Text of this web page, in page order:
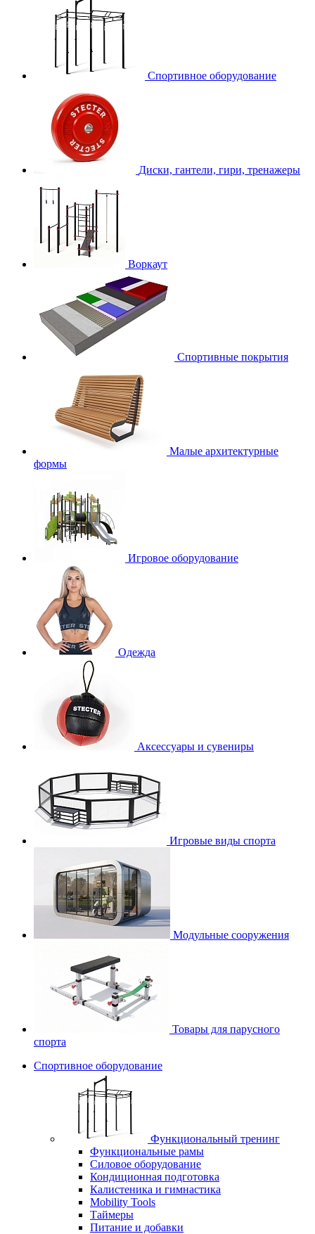
Спортивное оборудование
Диски, гантели, гири, тренажеры
Воркаут
Спортивные покрытия
Малые архитектурные
формы
Игровое оборудование
Одежда
Аксессуары и сувениры
Игровые виды спорта
Модульные сооружения
Товары для парусного
спорта
Спортивное оборудование
Функциональный тренинг
Функциональные рамы
Силовое оборудование
Кондиционная подготовка
Калистеника и гимнастика
Mobility Tools
Таймеры
Питание и добавки